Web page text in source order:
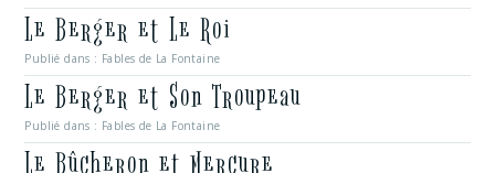
Le Berger et Le Roi
Publié dans : Fables de La Fontaine
Le Berger et Son Troupeau
Publié dans : Fables de La Fontaine
Le Bûcheron et Mercure